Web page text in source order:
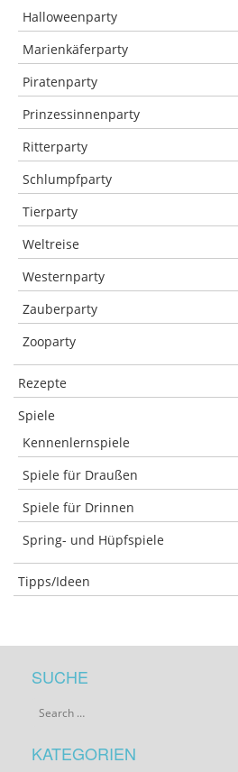
Halloweenparty
Marienkäferparty
Piratenparty
Prinzessinnenparty
Ritterparty
Schlumpfparty
Tierparty
Weltreise
Westernparty
Zauberparty
Zooparty
Rezepte
Spiele
Kennenlernspiele
Spiele für Draußen
Spiele für Drinnen
Spring- und Hüpfspiele
Tipps/Ideen
SUCHE
KATEGORIEN